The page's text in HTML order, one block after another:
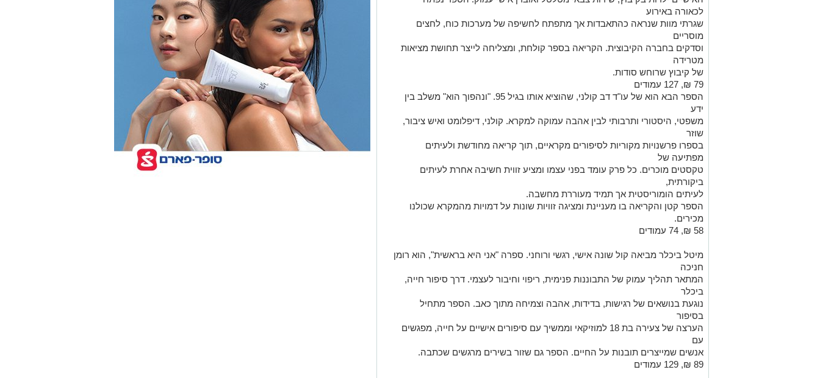
לכאורה באירוע
שגרתי מוות שנראה כהתאבדות אך מתפתח לחשיפה של מערכות כוח, לחצים
מוסריים
וסדקים בחברה הקיבוצית. הקריאה בספר קולחת, ומצליחה לייצר תחושת מציאות
מטרידה
של קיבוץ שרוחש סודות.
79 ₪, 127 עמודים
הספר הבא הוא של עו"ד דב קולני, שהוציא אותו בגיל 95. "ונהפוך הוא" משלב בין
ידע
משפטי, היסטורי ותרבותי לבין אהבה עמוקה למקרא. קולני, דיפלומט ואיש ציבור,
שוזר
בספרו פרשנויות מקוריות לסיפורים מקראיים, תוך קריאה מחודשת ולעיתים
מפתיעה של
טקסטים מוכרים. כל פרק עומד בפני עצמו ומציע זווית חשיבה אחרת לעיתים
ביקורתית,
לעיתים הומוריסטית אך תמיד מעוררת מחשבה.
הספר קטן והקריאה בו מעניינת ומציגה זוויות שונות על דמויות מהמקרא שכולנו
מכירים.
58 ₪, 74 עמודים
מיטל ביכלר מביאה קול שונה אישי, רגשי ורוחני. ספרה "אני היא בראשית", הוא רומן
חניכה
המתאר תהליך עמוק של התבוננות פנימית, ריפוי וחיבור לעצמי. דרך סיפור חייה,
ביכלר
נוגעת בנושאים של רגישות, בדידות, אהבה וצמיחה מתוך כאב. הספר מתחיל
בסיפור
הערצה של צעירה בת 18 למוזיקאי וממשיך עם סיפורים אישיים על חייה, מפגשים
עם
אנשים שמייצרים תובנות על החיים. הספר גם שזור בשירים מרגשים שכתבה.
89 ₪, 129 עמודים